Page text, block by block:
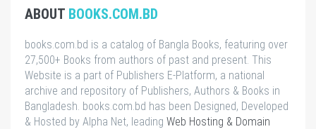
ABOUT BOOKS.COM.BD
books.com.bd is a catalog of Bangla Books, featuring over
27,500+ Books from authors of past and present. This
Website is a part of Publishers E-Platform, a national
archive and repository of Publishers, Authors & Books in
Bangladesh. books.com.bd has been Designed, Developed
& Hosted by Alpha Net, leading Web Hosting & Domain